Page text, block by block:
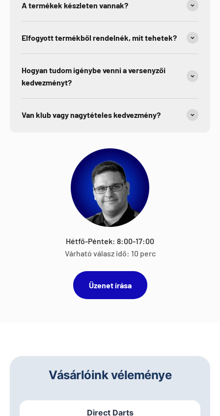
A termékek készleten vannak?
Elfogyott termékből rendelnék, mit tehetek?
Hogyan tudom igénybe venni a versenyzői
kedvezményt?
Van klub vagy nagytételes kedvezmény?
Hétfő-Péntek: 8:00-17:00
Várható válasz idő: 10 perc
Üzenet írása
Vásárlóink véleménye
Direct Darts